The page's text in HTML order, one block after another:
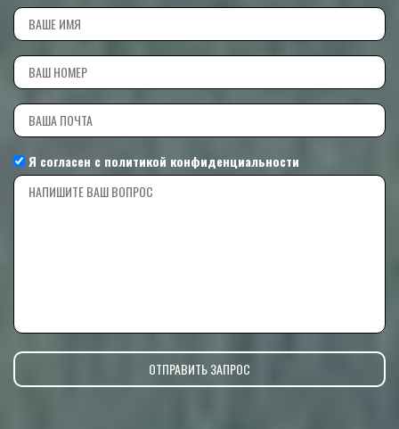
Я согласен с политикой конфиденциальности